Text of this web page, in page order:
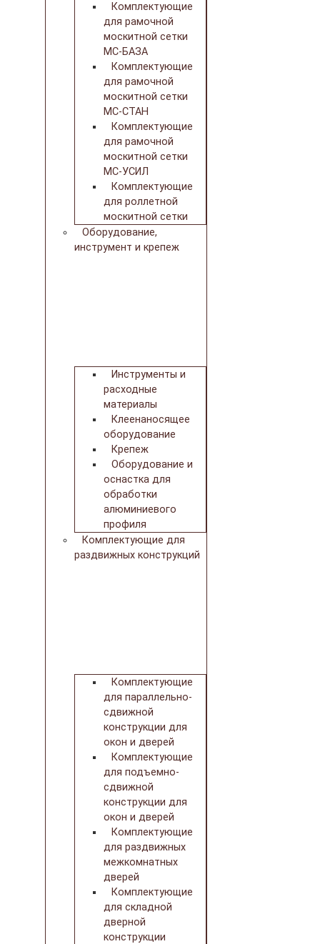
Комплектующие
для рамочной
москитной сетки
МС-БАЗА
Комплектующие
для рамочной
москитной сетки
МС-СТАН
Комплектующие
для рамочной
москитной сетки
МС-УСИЛ
Комплектующие
для роллетной
москитной сетки
Оборудование,
инструмент и крепеж
Инструменты и
расходные
материалы
Клеенаносящее
оборудование
Крепеж
Оборудование и
оснастка для
обработки
алюминиевого
профиля
Комплектующие для
раздвижных конструкций
Комплектующие
для параллельно-
сдвижной
конструкции для
окон и дверей
Комплектующие
для подъемно-
сдвижной
конструкции для
окон и дверей
Комплектующие
для раздвижных
межкомнатных
дверей
Комплектующие
для складной
дверной
конструкции